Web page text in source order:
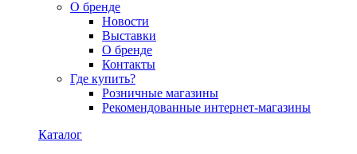
О бренде
Новости
Выставки
О бренде
Контакты
Где купить?
Розничные магазины
Рекомендованные интернет-магазины
Каталог